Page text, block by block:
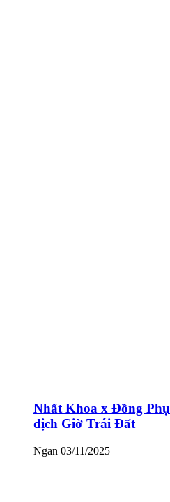
Nhất Khoa x Đồng
dịch Giờ Trái Đất
Ngan 03/11/2025